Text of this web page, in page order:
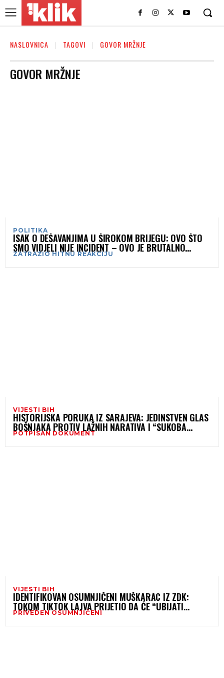
NASLOVNICA TAGOVI GOVOR MRŽNJE
GOVOR MRŽNJE
POLITIKA
ISAK O DEŠAVANJIMA U ŠIROKOM BRIJEGU: OVO ŠTO
SMO VIDJELI NIJE INCIDENT – OVO JE BRUTALNO
KRŠENJE SVAKOG CIVILIZACIJSKOG STANDARDA
ZATRAŽIO HITNU REAKCIJU
VIJESTI BIH
HISTORIJSKA PORUKA IZ SARAJEVA: JEDINSTVEN GLAS
BOŠNJAKA PROTIV LAŽNIH NARATIVA I “SUKOBA
CIVILIZACIJA”
POTPISAN DOKUMENT
VIJESTI BIH
IDENTIFIKOVAN OSUMNJIČENI MUŠKARAC IZ ZDK:
TOKOM TIKTOK LAJVA PRIJETIO DA ĆE “UBIJATI
KRŠĆANE”, FUP ODMAH REAGOVAO
PRIVEDEN OSUMNJIČENI